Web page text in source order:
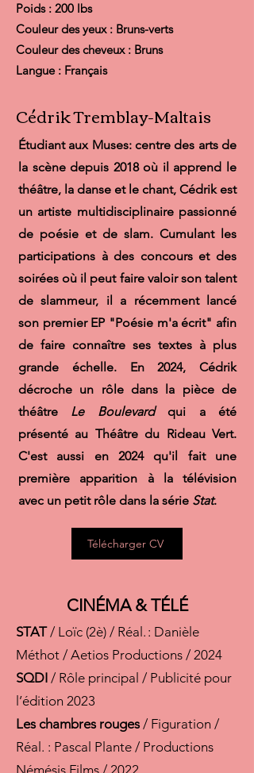
Poids : 200 lbs
Couleur des yeux : Bruns-verts
Couleur des cheveux : Bruns
Langue : Français
Cédrik Tremblay-Maltais
Étudiant aux Muses: centre des arts de
la scène depuis 2018 où il apprend le
théâtre, la danse et le chant, Cédrik est
un artiste multidisciplinaire passionné
de poésie et de slam. Cumulant les
participations à des concours et des
soirées où il peut faire valoir son talent
de slammeur, il a récemment lancé
son premier EP "Poésie m'a écrit" afin
de faire connaître ses textes à plus
grande échelle. En 2024, Cédrik
décroche un rôle dans la pièce de
théâtre Le Boulevardqui a été
présenté au Théâtre du Rideau Vert.
C'est aussi en 2024 qu'il fait une
première apparition à la télévision
avec un petit rôle dans la série Stat.
Télécharger CV
CINÉMA & TÉLÉ
STAT/ Loïc (2è) / Réal. : Danièle
Méthot / Aetios Productions / 2024
SQDI / Rôle principal / Publicité pour
l’édition 2023
Les chambres rouges/ Figuration /
Réal. : Pascal Plante / Productions
Némésis Films / 2022